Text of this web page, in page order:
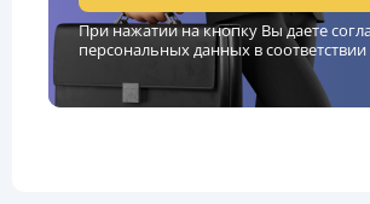
При нажатии на кнопку Вы даете
персональных данных в соответствии